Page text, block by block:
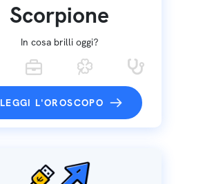
Scorpione
In cosa brilli oggi?
LEGGI L'OROSCOPO